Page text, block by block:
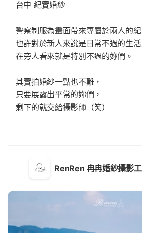
台中 紀實婚紗
警察制服為畫面帶來專屬於兩人的紀
也許對於新人來說是日常不過的生活
在旁人看來就是特別不過的妳們。
其實拍婚紗一點也不難，
只要展露出平常的妳們，
剩下的就交給攝影師（笑）
RenRen 冉冉婚紗攝影